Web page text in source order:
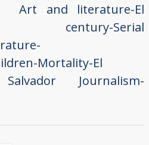
Art and literature-El
century-Serial
Mortality-El
Journalism-